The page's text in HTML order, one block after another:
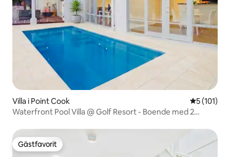
Villa i Point Cook 5 av 5 i
5 (101)
Waterfront Pool Villa @ Golf Resort - Boende med 2
Gästfavorit
Gästfavorit